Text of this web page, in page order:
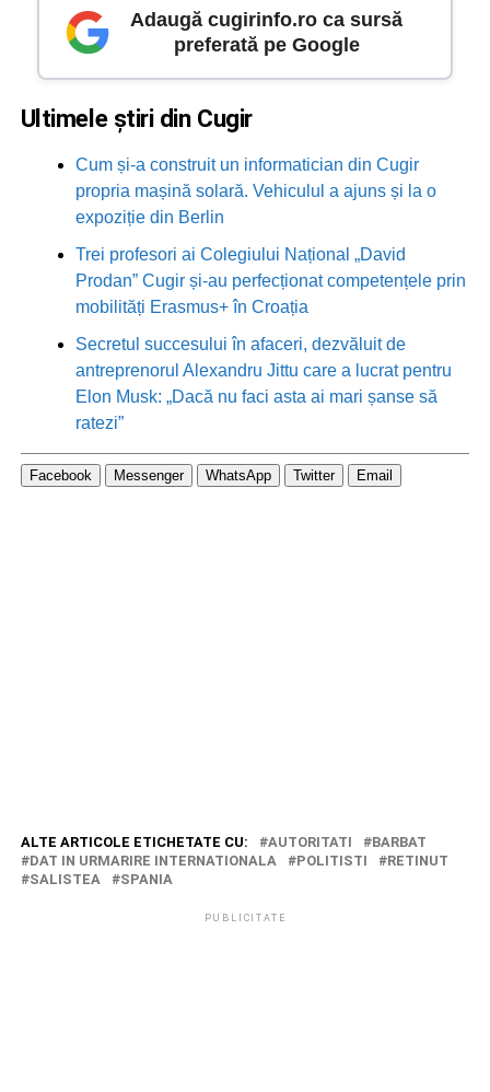
Adaugă cugirinfo.ro ca sursă
preferată pe Google
Ultimele știri din Cugir
Cum și-a construit un informatician din Cugir
propria mașină solară. Vehiculul a ajuns și la o
expoziție din Berlin
Trei profesori ai Colegiului Național „David
Prodan” Cugir și-au perfecționat competențele prin
mobilități Erasmus+ în Croația
Secretul succesului în afaceri, dezvăluit de
antreprenorul Alexandru Jittu care a lucrat pentru
Elon Musk: „Dacă nu faci asta ai mari șanse să
ratezi”
Facebook Messenger WhatsApp Twitter Email
ALTE ARTICOLE ETICHETATE CU: AUTORITATI
BARBAT
DAT IN URMARIRE INTERNATIONALA
POLITISTI
RETINUT
SALISTEA
SPANIA
PUBLICITATE